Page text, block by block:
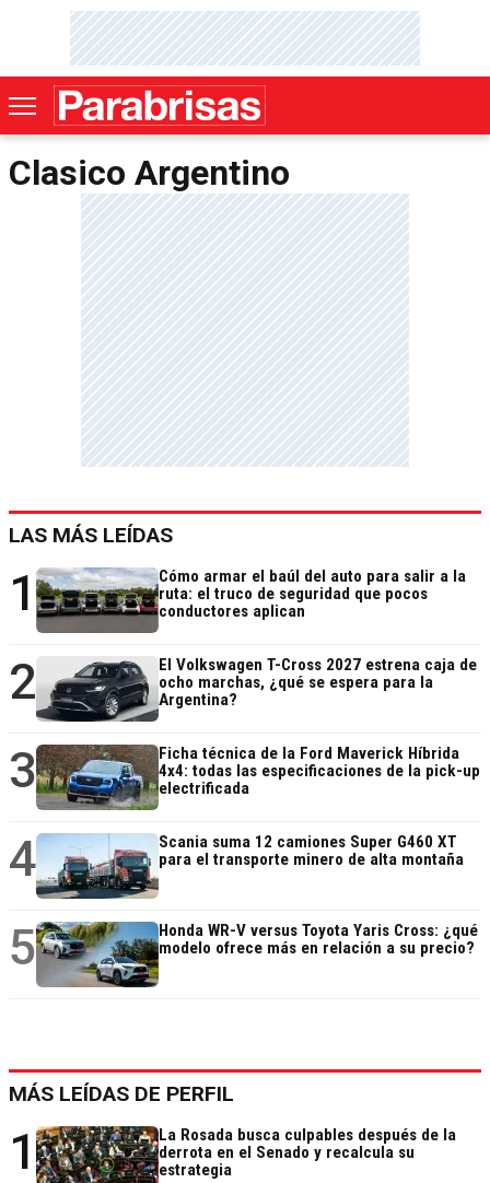
Clasico Argentino
LAS MÁS LEÍDAS
1
Cómo armar el baúl del auto para salir a la
ruta: el truco de seguridad que pocos
conductores aplican
2
El Volkswagen T-Cross 2027 estrena caja de
ocho marchas, ¿qué se espera para la
Argentina?
3
Ficha técnica de la Ford Maverick Híbrida
4x4: todas las especificaciones de la pick-up
electrificada
4
Scania suma 12 camiones Super G460 XT
para el transporte minero de alta montaña
5
Honda WR-V versus Toyota Yaris Cross: ¿qué
modelo ofrece más en relación a su precio?
MÁS LEÍDAS DE PERFIL
1
La Rosada busca culpables después de la
derrota en el Senado y recalcula su
estrategia